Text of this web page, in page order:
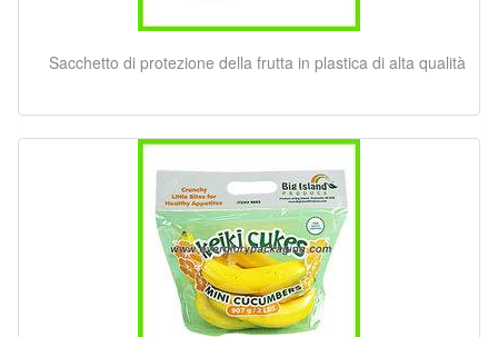
Sacchetto di protezione della frutta in plastica di alta qualità